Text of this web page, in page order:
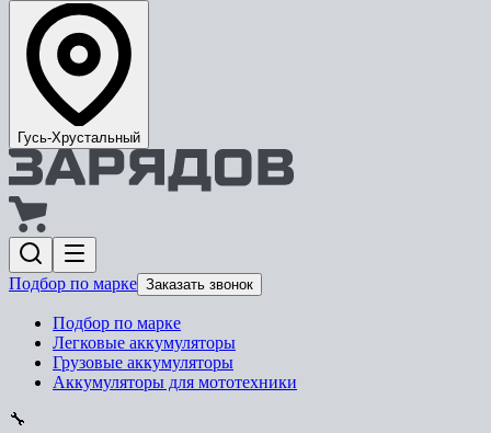
Гусь-Хрустальный
Подбор по марке Заказать звонок
Подбор по марке
Легковые аккумуляторы
Грузовые аккумуляторы
Аккумуляторы для мототехники
🔧